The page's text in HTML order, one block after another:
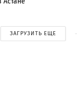
ЗАГРУЗИТЬ ЕЩЕ